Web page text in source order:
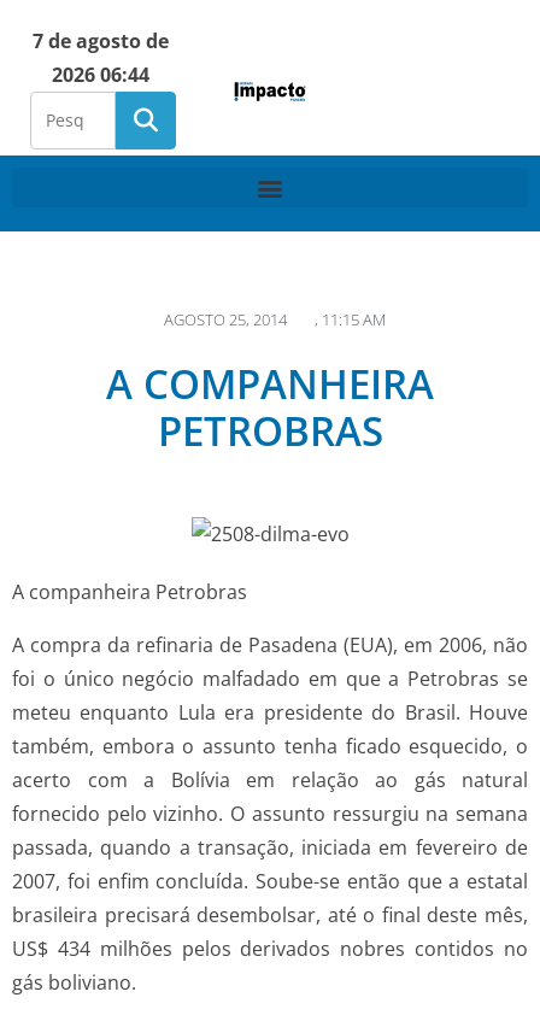
7 de agosto de
2026 06:44
AGOSTO 25, 2014 , 11:15 AM
A COMPANHEIRA
PETROBRAS
A companheira Petrobras
A compra da refinaria de Pasadena (EUA), em 2006, não
foi o único negócio malfadado em que a Petrobras se
meteu enquanto Lula era presidente do Brasil. Houve
também, embora o assunto tenha ficado esquecido, o
acerto com a Bolívia em relação ao gás natural
fornecido pelo vizinho. O assunto ressurgiu na semana
passada, quando a transação, iniciada em fevereiro de
2007, foi enfim concluída. Soube-se então que a estatal
brasileira precisará desembolsar, até o final deste mês,
US$ 434 milhões pelos derivados nobres contidos no
gás boliviano.